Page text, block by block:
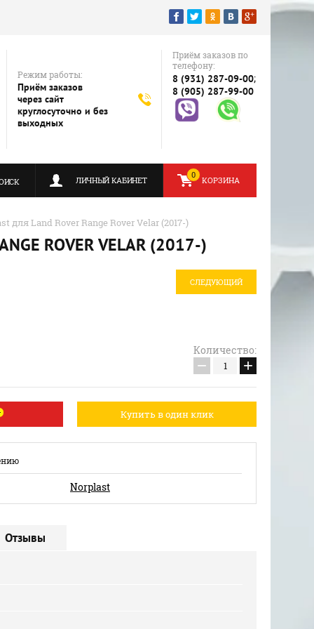
Режим работы:
Приём заказов
через сайт
круглосуточно и без
выходных
Приём заказов по
телефону:
8 (931) 287-09-00;
8 (905) 287-99-00
КОРЗИНА
0
ЛИЧНЫЙ КАБИНЕТ
для Land Rover Range Rover Velar (2017-)
ROVER VELAR (2017-)
СЛЕДУЮЩИЙ
Количество:
− +
Купить в один клик
Norplast
Отзывы